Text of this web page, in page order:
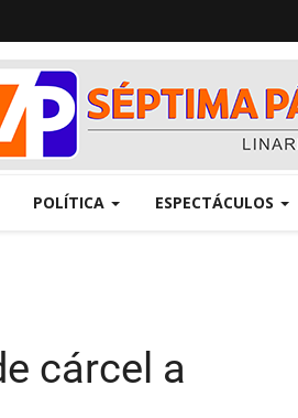
POLÍTICA ESPECTÁCULOS
cárcel a